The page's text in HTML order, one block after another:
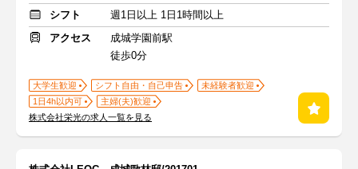
シフト
週1日以上 1日1時間以上
アクセス
成城学園前駅
徒歩0分
大学生歓迎 シフト自由・自己申告
未経験者歓迎
1日4h以内可
主婦(夫)歓迎
株式会社栄光の求人一覧を見る